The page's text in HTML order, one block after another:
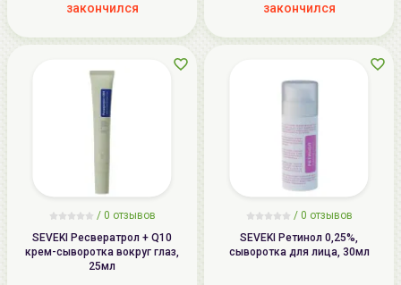
закончился закончился
/ 0 отзывов
SEVEKI Ресвератрол + Q10
крем-сыворотка вокруг глаз,
25мл
/ 0 отзывов
SEVEKI Ретинол 0,25%,
сыворотка для лица, 30мл